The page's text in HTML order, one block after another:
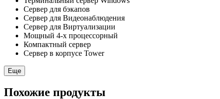
Сервер для бэкапов
Сервер для Видеонаблюдения
Сервер для Виртуализации
Мощный 4-х процессорный
Компактный сервер
Сервер в корпусе Tower
Еще
Похожие продукты